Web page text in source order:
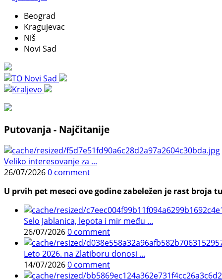
Beograd
Kragujevac
Niš
Novi Sad
Putovanja - Najčitanije
Veliko interesovanje za ...
26/07/20260 comment
U prvih pet meseci ove godine zabeležen je rast
Selo Jablanica, lepota i mir među ...
26/07/20260 comment
Leto 2026. na Zlatiboru donosi ...
14/07/20260 comment